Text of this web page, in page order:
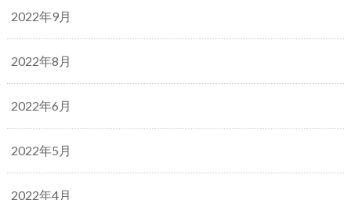
2022年9月
2022年8月
2022年6月
2022年5月
2022年4月